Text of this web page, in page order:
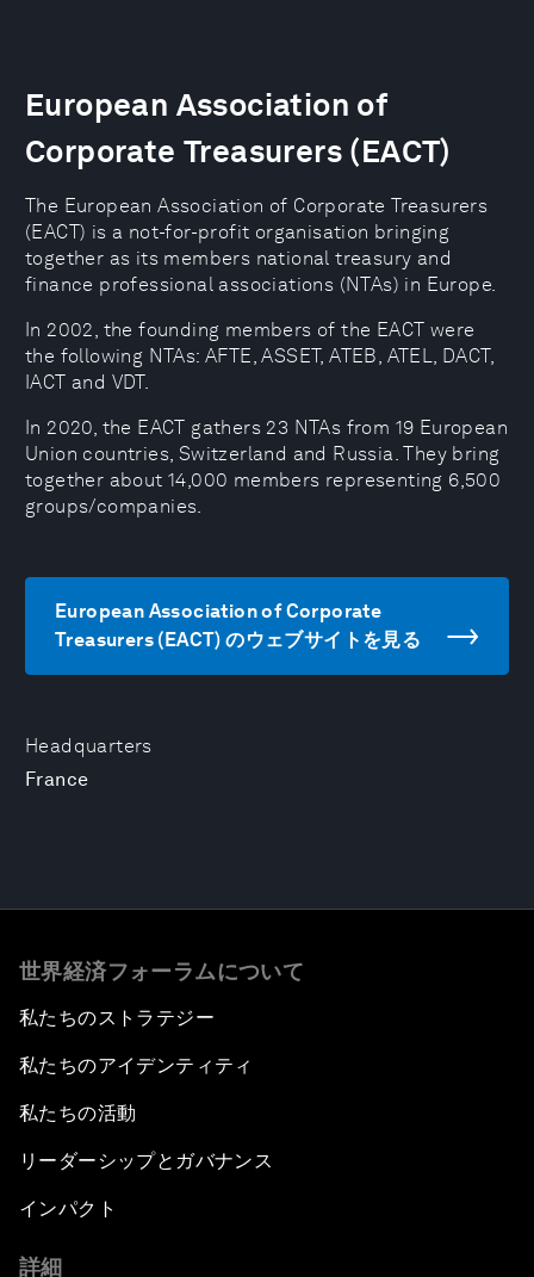
Headquarters
France
European Association of
Corporate Treasurers (EACT)
The European Association of Corporate Treasurers
(EACT) is a not-for-profit organisation bringing
together as its members national treasury and
finance professional associations (NTAs) in Europe.
In 2002, the founding members of the EACT were
the following NTAs: AFTE, ASSET, ATEB, ATEL, DACT,
IACT and VDT.
In 2020, the EACT gathers 23 NTAs from 19 European
Union countries, Switzerland and Russia. They bring
together about 14,000 members representing 6,500
groups/companies.
European Association of Corporate
Treasurers (EACT) のウェブサイトを見る
世界経済フォーラムについて
私たちのストラテジー
私たちのアイデンティティ
私たちの活動
リーダーシップとガバナンス
インパクト
詳細